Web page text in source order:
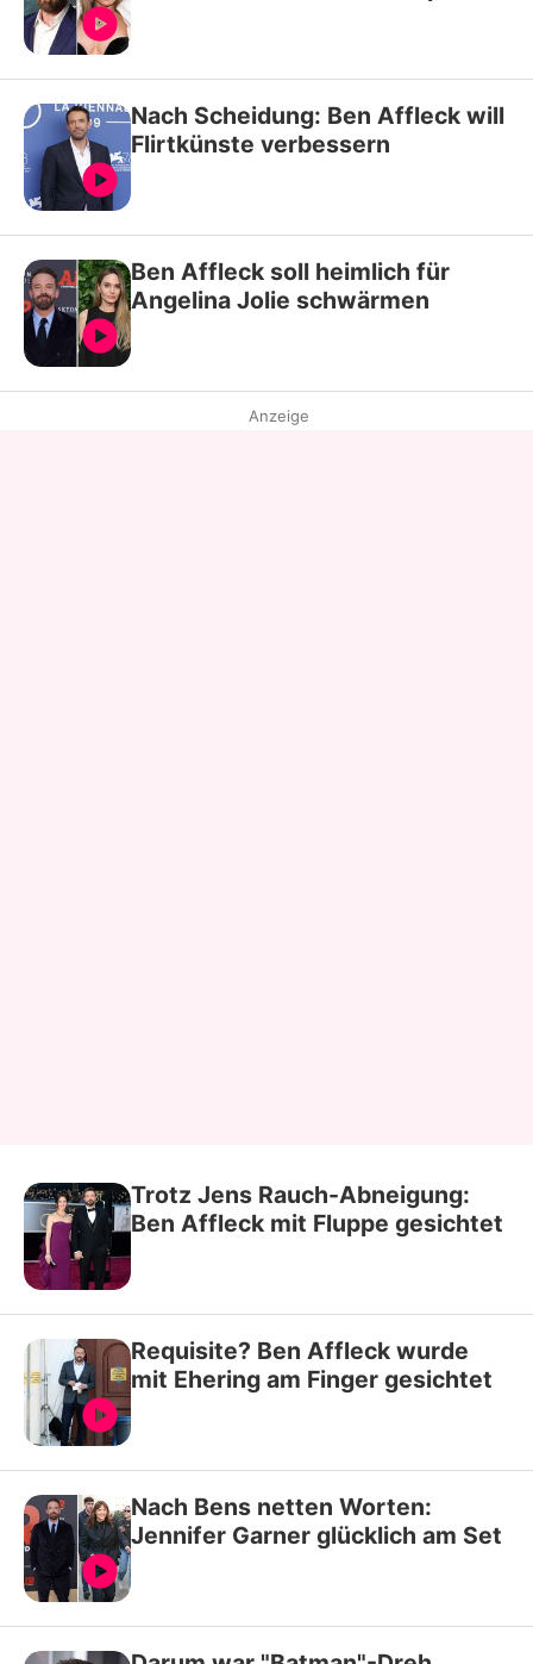
Nach Scheidung: Ben Affleck will
Flirtkünste verbessern
Ben Affleck soll heimlich für
Angelina Jolie schwärmen
Anzeige
Trotz Jens Rauch-Abneigung:
Ben Affleck mit Fluppe gesichtet
Requisite? Ben Affleck wurde
mit Ehering am Finger gesichtet
Nach Bens netten Worten:
Jennifer Garner glücklich am Set